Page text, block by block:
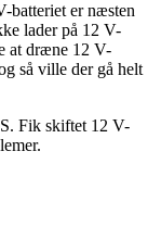
batteriet er næsten
lader på 12 V-
at dræne 12 V-
så ville der gå helt
Fik skiftet 12 V-